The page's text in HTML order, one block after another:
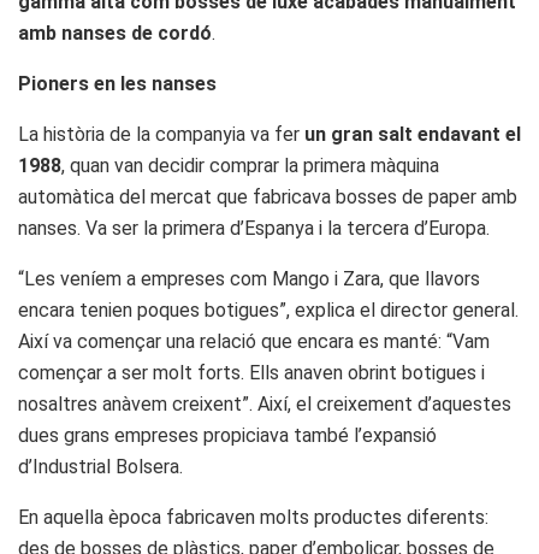
amb nanses de cordó.
Pioners en les nanses
La història de la companyia va fer un gran salt endavant el
1988, quan van decidir comprar la primera màquina
automàtica del mercat que fabricava bosses de paper amb
nanses. Va ser la primera d’Espanya i la tercera d’Europa.
“Les veníem a empreses com Mango i Zara, que llavors
encara tenien poques botigues”, explica el director general.
Així va començar una relació que encara es manté: “Vam
començar a ser molt forts. Ells anaven obrint botigues i
nosaltres anàvem creixent”. Així, el creixement d’aquestes
dues grans empreses propiciava també l’expansió
d’Industrial Bolsera.
En aquella època fabricaven molts productes diferents:
des de bosses de plàstics, paper d’embolicar, bosses de